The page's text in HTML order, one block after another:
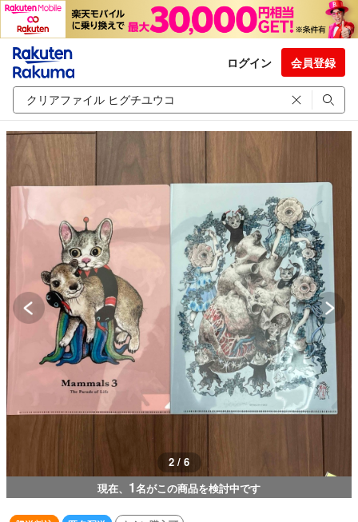
ログイン 会員登録
2 / 6
現在、 1名がこの商品を検討中です